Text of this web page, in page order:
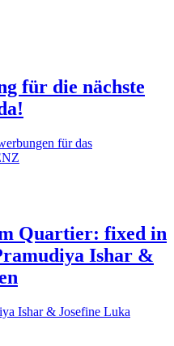
für die nächste
für das
Quartier: fixed in
Ishar &
Ishar & Josefine Luka